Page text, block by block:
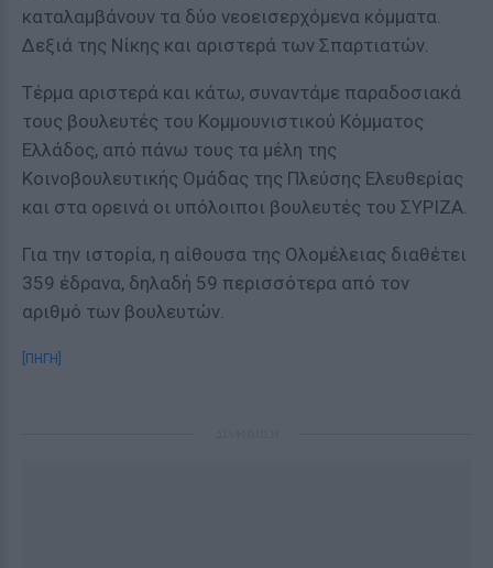
καταλαμβάνουν τα δύο νεοεισερχόμενα κόμματα.
Δεξιά της Νίκης και αριστερά των Σπαρτιατών.
Τέρμα αριστερά και κάτω, συναντάμε παραδοσιακά
τους βουλευτές του Κομμουνιστικού Κόμματος
Ελλάδος, από πάνω τους τα μέλη της
Κοινοβουλευτικής Ομάδας της Πλεύσης Ελευθερίας
και στα ορεινά οι υπόλοιποι βουλευτές του ΣΥΡΙΖΑ.
Για την ιστορία, η αίθουσα της Ολομέλειας διαθέτει
359 έδρανα, δηλαδή 59 περισσότερα από τον
αριθμό των βουλευτών.
[ΠΗΓΗ]